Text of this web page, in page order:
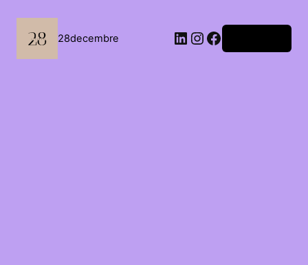
contenu
28decembre LinkedIn
Instagram
Facebook